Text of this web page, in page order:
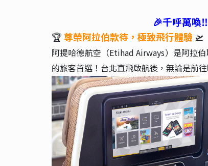
🎉千呼萬喚
🏆尊榮阿拉伯款待，極致飛行體驗 🛫
阿提哈德航空（Etihad Airways）是阿拉
的旅客首選！台北直飛啟航後，無論是前